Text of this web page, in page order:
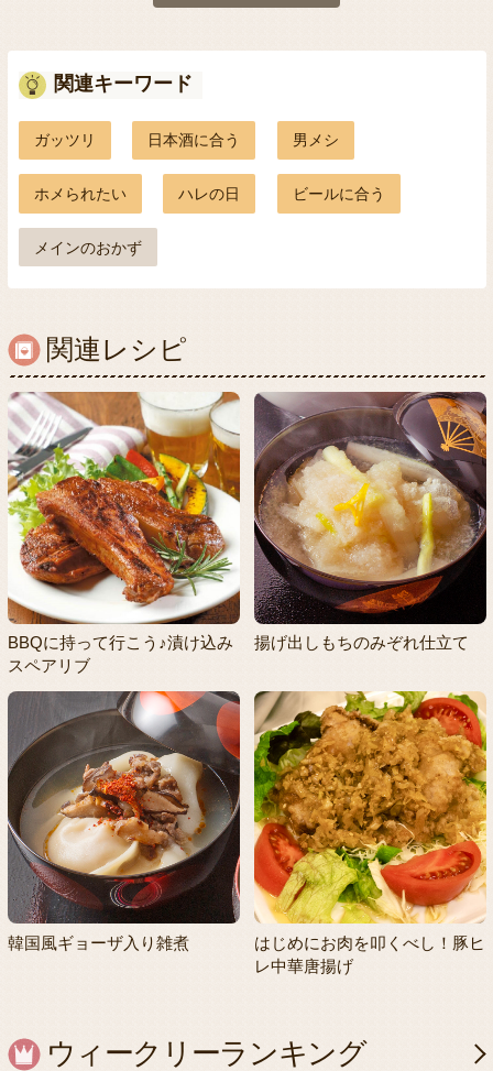
関連キーワード
ガッツリ 日本酒に合う 男メシ
ホメられたい ハレの日 ビールに合う
メインのおかず
関連レシピ
BBQに持って行こう♪漬け込み
スペアリブ
揚げ出しもちのみぞれ仕立て
韓国風ギョーザ入り雑煮
はじめにお肉を叩くべし！豚ヒ
レ中華唐揚げ
ウィークリーランキング